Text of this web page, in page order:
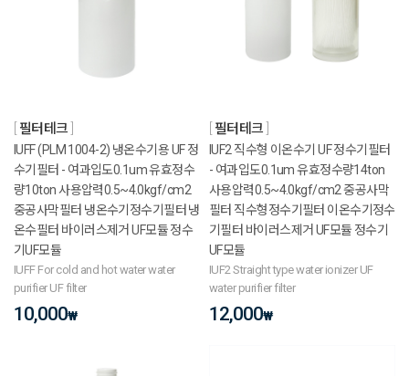
필터테크
IUFF (PLM 1004-2) 냉온수기용 UF 정
수기필터 - 여과입도0.1um 유효정수
량10ton 사용압력0.5~4.0kgf/cm2
중공사막필터 냉온수기정수기필터 냉
온수필터 바이러스제거 UF모듈 정수
기UF모듈
IUFF For cold and hot water water
purifier UF filter
10,000₩
필터테크
IUF2 직수형 이온수기 UF 정수기필터
- 여과입도0.1um 유효정수량14ton
사용압력0.5~4.0kgf/cm2 중공사막
필터 직수형정수기필터 이온수기정수
기필터 바이러스제거 UF모듈 정수기
UF모듈
IUF2 Straight type water ionizer UF
water purifier filter
12,000₩